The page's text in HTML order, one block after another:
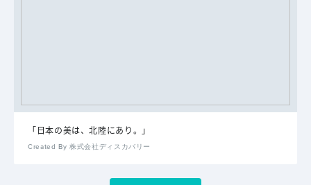
「日本の美は、北陸にあり。｣
Created By 株式会社ディスカバリー